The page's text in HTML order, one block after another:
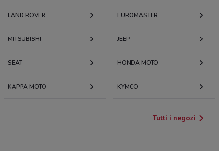
LAND ROVER EUROMASTER
MITSUBISHI JEEP
SEAT HONDA MOTO
KAPPA MOTO KYMCO
Tutti i negozi